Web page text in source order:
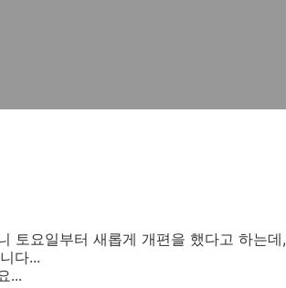
토요일부터 새롭게 개편을 했다고 하는데,
다...
...